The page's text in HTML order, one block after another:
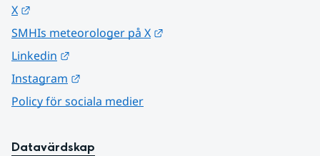
X
SMHIs meteorologer på X
Linkedin
Instagram
Policy för sociala medier
Datavärdskap